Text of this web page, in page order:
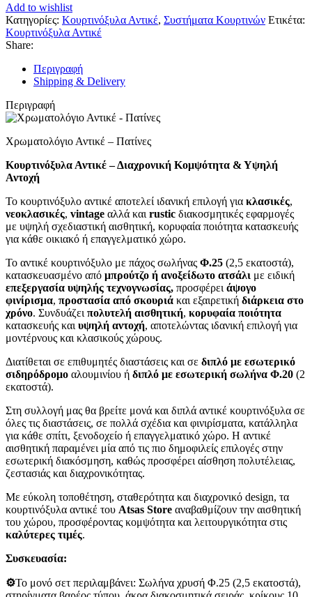
Add to wishlist
Κατηγορίες: Κουρτινόξυλα Αντικέ, Συστήματα Κουρτινών Ετικέτα:
Κουρτινόξυλα Αντικέ
Share:
Περιγραφή
Shipping & Delivery
Περιγραφή
Χρωματολόγιο Αντικέ – Πατίνες
Κουρτινόξυλα Αντικέ – Διαχρονική Κομψότητα & Υψηλή
Αντοχή
Το κουρτινόξυλο αντικέ αποτελεί ιδανική επιλογή για κλασικές,
νεοκλασικές, vintage αλλά και rustic διακοσμητικές εφαρμογές
με υψηλή σχεδιαστική αισθητική, κορυφαία ποιότητα κατασκευής
για κάθε οικιακό ή επαγγελματικό χώρο.
Το αντικέ κουρτινόξυλο με πάχος σωλήνας Φ.25 (2,5 εκατοστά),
κατασκευασμένο από μπρούτζο ή ανοξείδωτο ατσάλι με ειδική
επεξεργασία υψηλής τεχνογνωσίας, προσφέρει άψογο
φινίρισμα, προστασία από σκουριά και εξαιρετική διάρκεια στο
χρόνο. Συνδυάζει πολυτελή αισθητική, κορυφαία ποιότητα
κατασκευής και υψηλή αντοχή, αποτελώντας ιδανική επιλογή για
μοντέρνους και κλασικούς χώρους.
Διατίθεται σε επιθυμητές διαστάσεις και σε διπλό με εσωτερικό
σιδηρόδρομο αλουμινίου ή διπλό με εσωτερική σωλήνα Φ.20 (2
εκατοστά).
Στη συλλογή μας θα βρείτε μονά και διπλά αντικέ κουρτινόξυλα σε
όλες τις διαστάσεις, σε πολλά σχέδια και φινιρίσματα, κατάλληλα
για κάθε σπίτι, ξενοδοχείο ή επαγγελματικό χώρο. Η αντικέ
αισθητική παραμένει μία από τις πιο δημοφιλείς επιλογές στην
εσωτερική διακόσμηση, καθώς προσφέρει αίσθηση πολυτέλειας,
ζεστασιάς και διαχρονικότητας.
Με εύκολη τοποθέτηση, σταθερότητα και διαχρονικό design, τα
κουρτινόξυλα αντικέ του Atsas Store αναβαθμίζουν την αισθητική
του χώρου, προσφέροντας κομψότητα και λειτουργικότητα στις
καλύτερες τιμές.
Συσκευασία:
⚙️Το μονό σετ περιλαμβάνει: Σωλήνα χρυσή Φ.25 (2,5 εκατοστά),